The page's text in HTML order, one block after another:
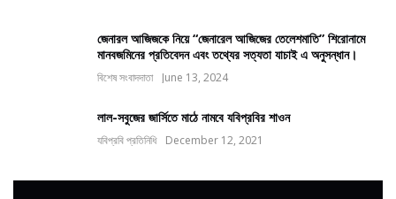
জেনারল আজিজকে নিয়ে “জেনারেল আজিজের তেলেশমাতি” শিরোনামে
মানবজমিনের প্রতিবেদন এবং তথ্যের সত্যতা যাচাই এ অনুসন্ধান।
বিশেষ সংবাদদাতা June 13, 2024
লাল-সবুজের জার্সিতে মাঠে নামবে যবিপ্রবির শাওন
যবিপ্রবি প্রতিনিধি December 12, 2021